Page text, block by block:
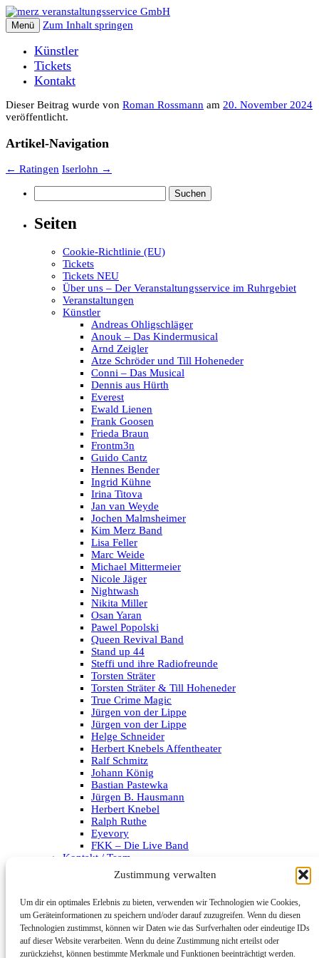
Zustimmung verwalten
Um dir ein optimales Erlebnis zu bieten, verwenden wir Technologien wie Cookies,
um Geräteinformationen zu speichern und/oder darauf zuzugreifen. Wenn du diesen
Technologien zustimmst, können wir Daten wie das Surfverhalten oder eindeutige IDs
auf dieser Website verarbeiten. Wenn du deine Zustimmung nicht erteilst oder
zurückziehst, können bestimmte Merkmale und Funktionen beeinträchtigt werden.
Menü Zum Inhalt springen
Künstler
Tickets
Kontakt
Dieser Beitrag wurde von Roman Rossmann am 20. November 2024
veröffentlicht.
Artikel-Navigation
← Ratingen Iserlohn →
nach:
Seiten
Cookie-Richtlinie (EU)
Tickets
Tickets NEU
Über uns – Der Veranstaltungsservice im Ruhrgebiet
Veranstaltungen
Künstler
Andreas Ohligschläger
Anouk – Das Kindermusical
Arnd Zeigler
Atze Schröder und Till Hoheneder
Conni – Das Musical
Dennis aus Hürth
Everest
Ewald Lienen
Frank Goosen
Frieda Braun
Frontm3n
Guido Cantz
Hennes Bender
Ingrid Kühne
Irina Titova
Jan van Weyde
Jochen Malmsheimer
Kim Merz Band
Lisa Feller
Marc Weide
Michael Mittermeier
Nicole Jäger
Nightwash
Nikita Miller
Osan Yaran
Pawel Popolski
Queen Revival Band
Stand up 44
Steffi und ihre Radiofreunde
Torsten Sträter
Torsten Sträter & Till Hoheneder
True Crime Magic
Jürgen von der Lippe
Jürgen von der Lippe
Helge Schneider
Herbert Knebels Affentheater
Ralf Schmitz
Johann König
Bastian Pastewka
Jürgen B. Hausmann
Herbert Knebel
Ralph Ruthe
Eyevory
FKK – Die Live Band
Kontakt / Team
Datenschutzerklärung
Archiv
Kategorien